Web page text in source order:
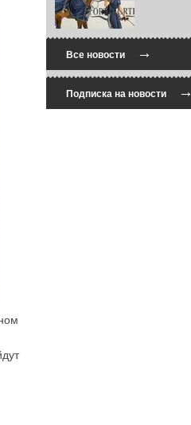
Все новости→
Подписка на новости→